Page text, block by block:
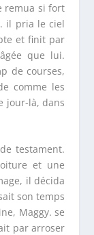
remua si fort
il pria le ciel
et finit par
que lui.
de courses,
comme les
jour-là, dans
testament.
et une
il décida
son temps
Maggy. se
par arroser